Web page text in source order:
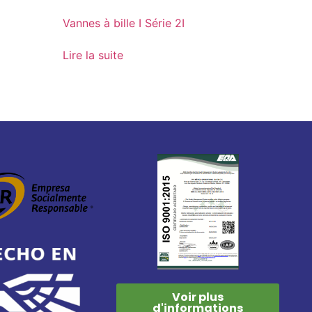
Vannes à bille I Série 2I
Lire la suite
Voir plus
d'informations